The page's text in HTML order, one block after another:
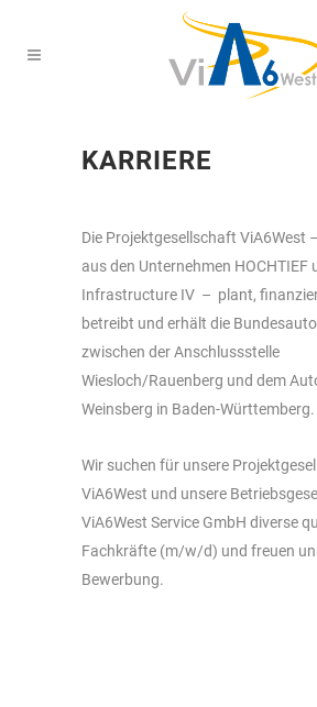
KARRIERE
Die Projektgesellschaft ViA6West
aus den Unternehmen HOCHTIEF
Infrastructure IV – plant,
betreibt und erhält die
zwischen der Anschlussstelle
Wiesloch/Rauenberg und dem
Weinsberg in Baden-Württemberg.
Wir suchen für unsere
ViA6West und unsere
ViA6West Service GmbH diverse
Fachkräfte (m/w/d) und freuen
Bewerbung.